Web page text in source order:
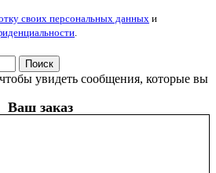
своих персональных данных и
Поиск
увидеть сообщения, которые вы
Ваш заказ